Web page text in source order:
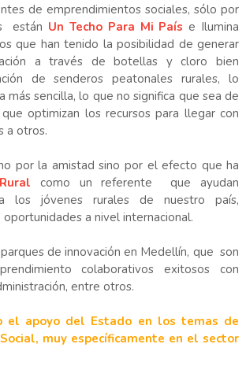
de emprendimientos sociales, sólo por
están Un Techo Para Mi País e Ilumina
que han tenido la posibilidad de generar
a través de botellas y cloro bien
de senderos peatonales rurales, lo
más sencilla, lo que no significa que sea de
optimizan los recursos para llegar con
a otros.
por la amistad sino por el efecto que ha
como un referente que ayudan
a los jóvenes rurales de nuestro país,
a nivel internacional.
de innovación en Medellín, que son
colaborativos exitosos con
entre otros.
el apoyo del Estado en los temas de
muy específicamente en el sector